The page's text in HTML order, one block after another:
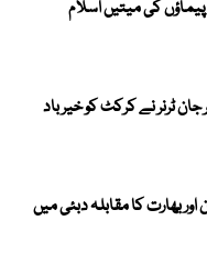
کوہ پیماؤں کی میتیں اسلام
باؤلر جان ٹرنر نے کرکٹ کو خیر باد
2026، پاکستان اور بھارت کا مقابلہ دبئی میں